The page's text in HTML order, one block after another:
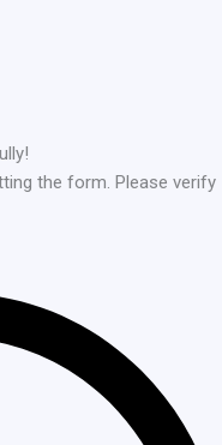
the form. Please verify